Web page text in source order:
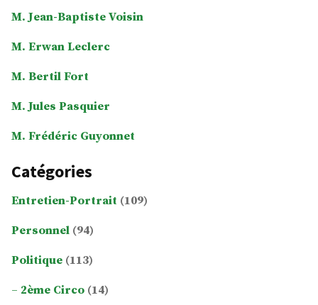
M. Jean-Baptiste Voisin
M. Erwan Leclerc
M. Bertil Fort
M. Jules Pasquier
M. Frédéric Guyonnet
Catégories
Entretien-Portrait (109)
Personnel (94)
Politique (113)
2ème Circo (14)